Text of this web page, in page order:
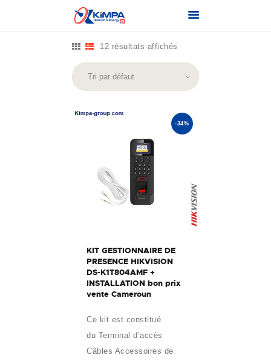
ACCUEIL
TÉLÉCOMS
ENERGIE
RENOUVELABLE
MON COMPTE
SHOP
COMPARER
12 résultats affichés
-34%
KIT GESTIONNAIRE DE
PRESENCE HIKVISION
DS-K1T804AMF +
INSTALLATION bon prix
vente Cameroun
Ce kit est constitué
du Terminal d’accès
Câbles Accessoires de